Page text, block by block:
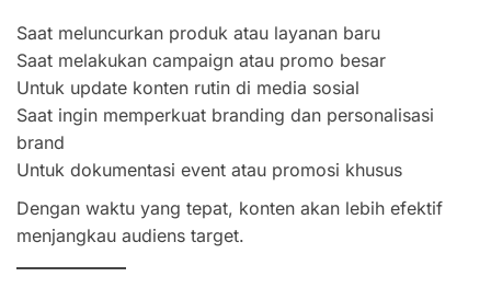
Saat meluncurkan produk atau layanan baru
Saat melakukan campaign atau promo besar
Untuk update konten rutin di media sosial
Saat ingin memperkuat branding dan personalisasi
brand
Untuk dokumentasi event atau promosi khusus
Dengan waktu yang tepat, konten akan lebih efektif
menjangkau audiens target.